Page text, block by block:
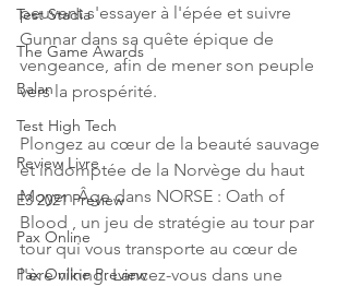
Test Stadia
The Game Awards
Balan
Test High Tech
Review Livre
E3 2021 Preview
Pax Online
Pax Online Preview
peuvent s'essayer à l'épée et suivre
Gunnar dans sa quête épique de
vengeance, afin de mener son peuple
vers la prospérité.
Plongez au cœur de la beauté sauvage
et indomptée de la Norvège du haut
Moyen Âge dans NORSE : Oath of
Blood , un jeu de stratégie au tour par
tour qui vous transporte au cœur de
l'ère viking. Lancez-vous dans une